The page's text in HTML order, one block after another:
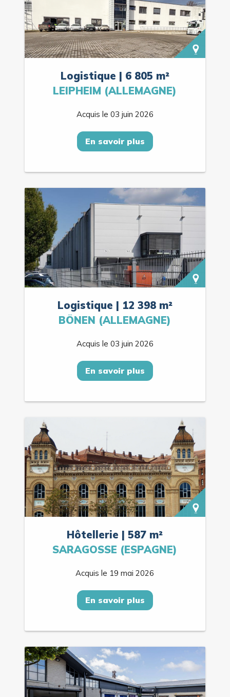
Logistique | 6 805 m²
LEIPHEIM (ALLEMAGNE)
Acquis le 03 juin 2026
En savoir plus
Logistique | 12 398 m²
BÖNEN (ALLEMAGNE)
Acquis le 03 juin 2026
En savoir plus
Hôtellerie | 587 m²
SARAGOSSE (ESPAGNE)
Acquis le 19 mai 2026
En savoir plus